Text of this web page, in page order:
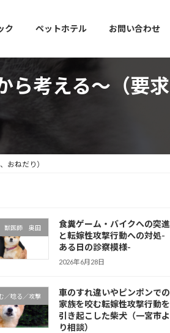
ク ペットホテル お問い合わせ
ら考える～（要求
おねだり）
獣医師 奥田
食糞ゲーム・バイクへの突進
と転嫁性攻撃行動への対処-
ある日の診察模様-
2026年6月28日
／唸る／攻撃
車のすれ違いやピンポンでの
家族を咬む転嫁性攻撃行動を
引き起こした柴犬（一宮市よ
り相談）